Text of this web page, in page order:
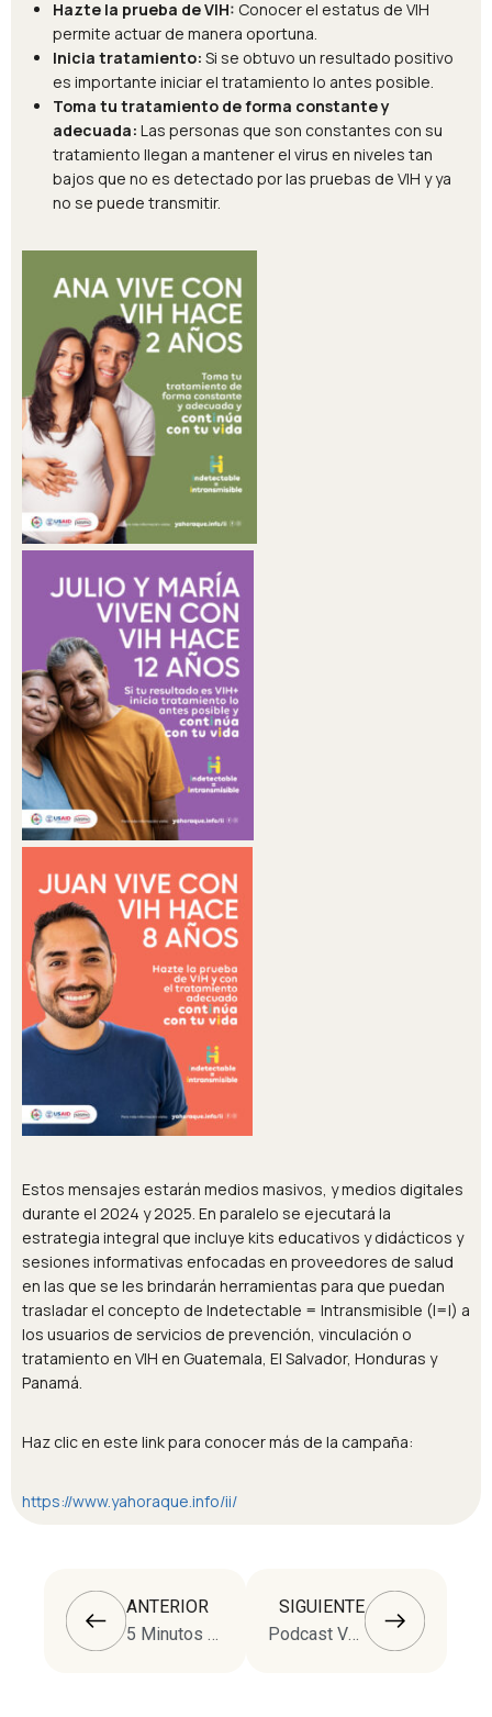
Hazte la prueba de VIH: Conocer el estatus de VIH
permite actuar de manera oportuna.
Inicia tratamiento: Si se obtuvo un resultado positivo
es importante iniciar el tratamiento lo antes posible.
Toma tu tratamiento de forma constante y
adecuada: Las personas que son constantes con su
tratamiento llegan a mantener el virus en niveles tan
bajos que no es detectado por las pruebas de VIH y ya
no se puede transmitir.
Estos mensajes estarán medios masivos, y medios digitales
durante el 2024 y 2025. En paralelo se ejecutará la
estrategia integral que incluye kits educativos y didácticos y
sesiones informativas enfocadas en proveedores de salud
en las que se les brindarán herramientas para que puedan
trasladar el concepto de Indetectable = Intransmisible (I=I) a
los usuarios de servicios de prevención, vinculación o
tratamiento en VIH en Guatemala, El Salvador, Honduras y
Panamá.
Haz clic en este link para conocer más de la campaña:
https://www.yahoraque.info/ii/
ANTERIOR
5 Minutos para Cuidar de tu Salud Sexual: La Historia de Juan Antonio
SIGUIENTE
Podcast Versátil: Un espacio seguro para hablar de salud sexualidad y diversidad